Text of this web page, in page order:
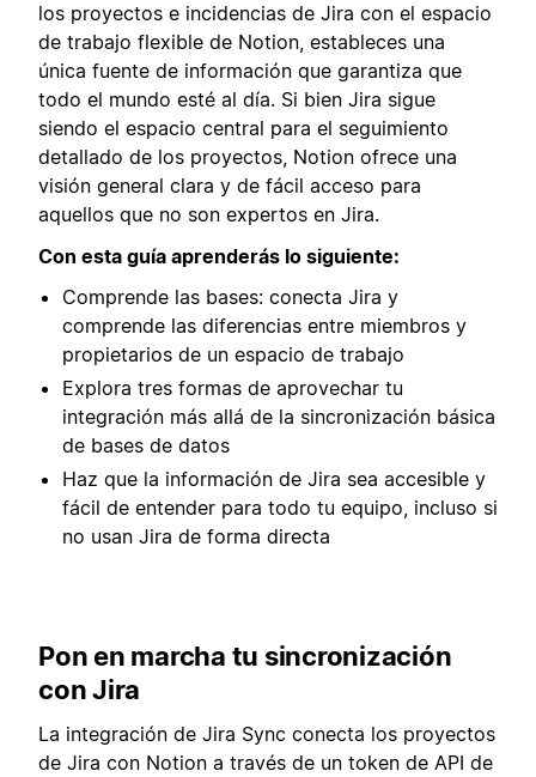
los proyectos e incidencias de Jira con el espacio
de trabajo flexible de Notion, estableces una
única fuente de información que garantiza que
todo el mundo esté al día. Si bien Jira sigue
siendo el espacio central para el seguimiento
detallado de los proyectos, Notion ofrece una
visión general clara y de fácil acceso para
aquellos que no son expertos en Jira.
Con esta guía aprenderás lo siguiente:
Comprende las bases: conecta Jira y
comprende las diferencias entre miembros y
propietarios de un espacio de trabajo
Explora tres formas de aprovechar tu
integración más allá de la sincronización básica
de bases de datos
Haz que la información de Jira sea accesible y
fácil de entender para todo tu equipo, incluso si
no usan Jira de forma directa
Pon en marcha tu sincronización
con Jira
La integración de Jira Sync conecta los proyectos
de Jira con Notion a través de un token de API de